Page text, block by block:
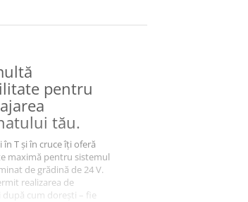
pentru
tău.
în T și în cruce îți oferă
maximă pentru sistemul
de grădină de 24 V.
realizarea de
cum dorești – fie